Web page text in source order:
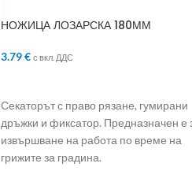
НОЖИЦА ЛОЗАРСКА 180ММ
3.79€ с вкл. ДДС
Секаторът с право рязане, гумирани
дръжки и фиксатор. Предназначен е
извършване на работа по време на
грижите за градина.